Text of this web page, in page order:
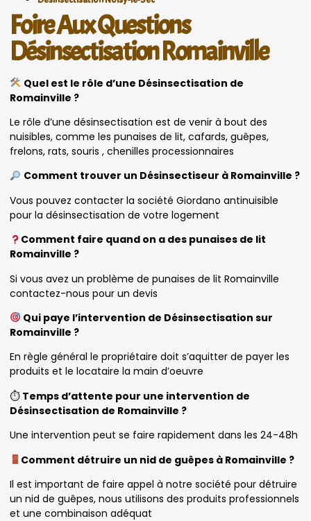
Foire Aux Questions
Désinsectisation Romainville
Quel est le rôle d’une Désinsectisation de
Romainville ?
Le rôle d’une désinsectisation est de venir à bout des
nuisibles, comme les punaises de lit, cafards, guêpes,
frelons, rats, souris , chenilles processionnaires
Comment trouver un Désinsectiseur à Romainville ?
Vous pouvez contacter la société Giordano antinuisible
pour la désinsectisation de votre logement
Comment faire quand on a des punaises de lit
Romainville ?
Si vous avez un problème de punaises de lit Romainville
contactez-nous pour un devis
Qui paye l’intervention de Désinsectisation sur
Romainville ?
En règle général le propriétaire doit s’aquitter de payer les
produits et le locataire la main d’oeuvre
⏱ Temps d’attente pour une intervention de
Désinsectisation de Romainville ?
Une intervention peut se faire rapidement dans les 24-48h
Comment détruire un nid de guêpes à Romainville ?
Il est important de faire appel à notre société pour détruire
un nid de guêpes, nous utilisons des produits professionnels
et une combinaison adéquat